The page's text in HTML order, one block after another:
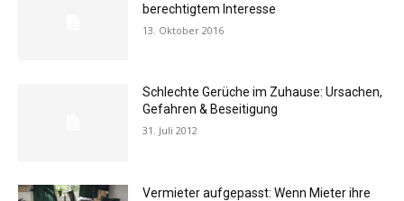
berechtigtem Interesse
13. Oktober 2016
Schlechte Gerüche im Zuhause: Ursachen,
Gefahren & Beseitigung
31. Juli 2012
Vermieter aufgepasst: Wenn Mieter ihre